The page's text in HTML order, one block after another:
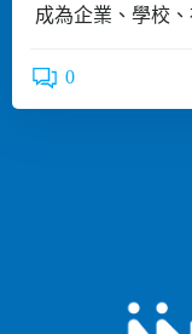
成為企業、學校
0